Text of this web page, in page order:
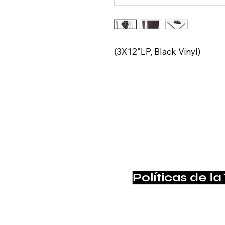
(3X12"LP, Black Vinyl)
Políticas de la